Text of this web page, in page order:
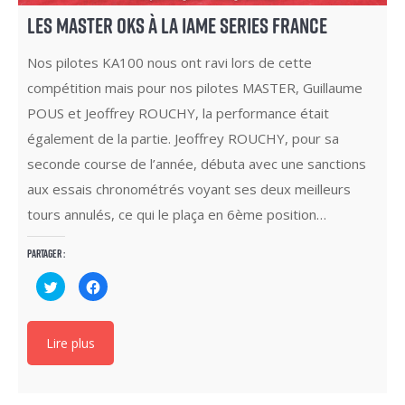
LES MASTER OKS À LA IAME SERIES FRANCE
Nos pilotes KA100 nous ont ravi lors de cette
compétition mais pour nos pilotes MASTER, Guillaume
POUS et Jeoffrey ROUCHY, la performance était
également de la partie. Jeoffrey ROUCHY, pour sa
seconde course de l’année, débuta avec une sanctions
aux essais chronométrés voyant ses deux meilleurs
tours annulés, ce qui le plaça en 6ème position…
Partager :
Cliquez
pour
partager
Twitter(ouvre
dans
une
fenêtre)
Cliquez
pour
Facebook(ouvre
nouvelle
fenêtre)
Lire plus